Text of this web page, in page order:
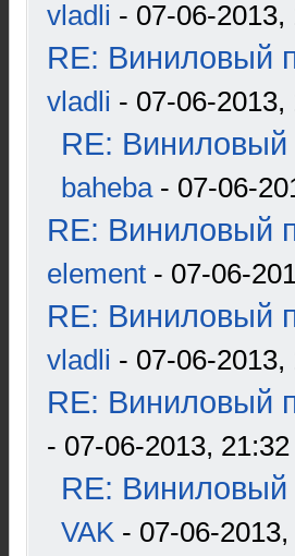
vladli - 07-06-2013,
RE: Виниловый
vladli - 07-06-2013,
RE: Виниловый
baheba- 07-06-
RE: Виниловый
element - 07-06-
RE: Виниловый
vladli - 07-06-2013,
RE: Виниловый
- 07-06-2013, 21:32
RE: Виниловый
VAK - 07-06-